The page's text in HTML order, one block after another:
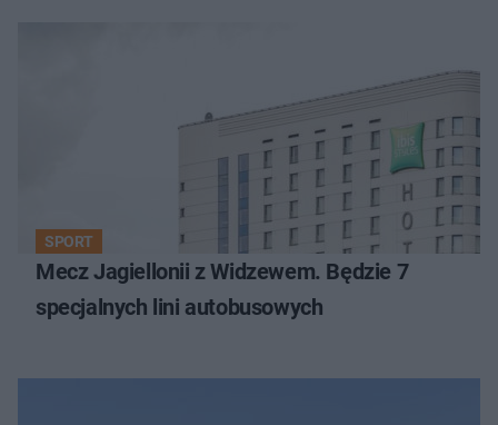
SPORT
Mecz Jagiellonii z Widzewem. Będzie 7
specjalnych lini autobusowych